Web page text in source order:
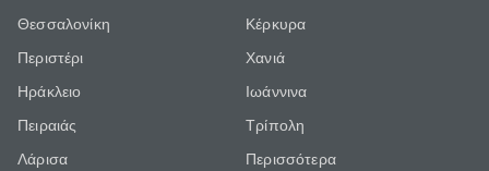
Θεσσαλονίκη
Περιστέρι
Ηράκλειο
Πειραιάς
Λάρισα
Κέρκυρα
Χανιά
Ιωάννινα
Τρίπολη
Περισσότερα